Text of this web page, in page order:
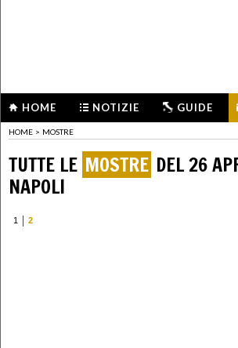
HOME NOTIZIE GUIDE
HOME > MOSTRE
TUTTE LE MOSTRE DEL 26
NAPOLI
1 2